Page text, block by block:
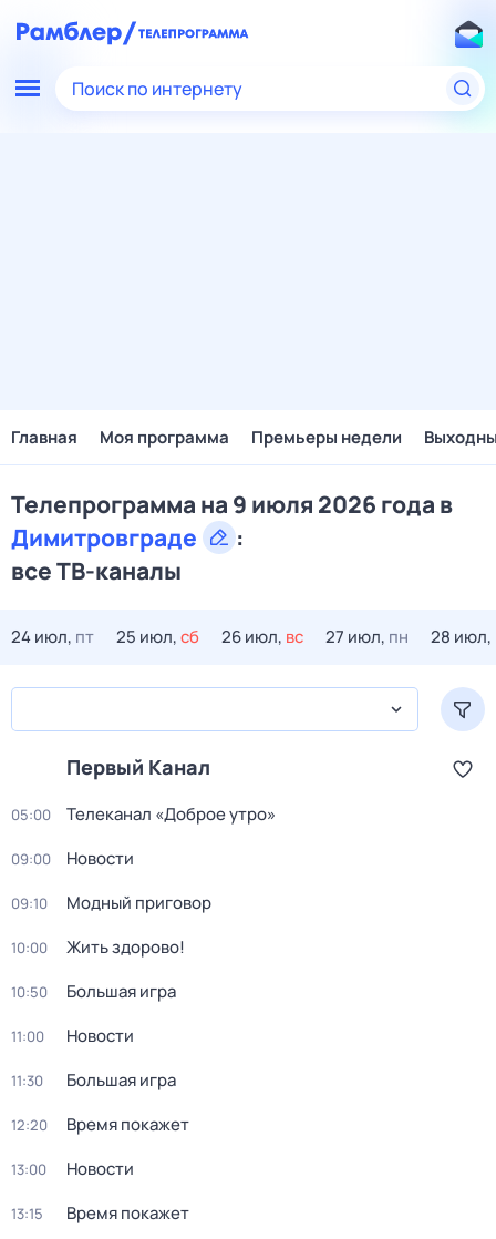
Поиск по интернету
Главная Моя программа Премьеры недели
Телепрограмма на 9 июля 2026 года в
Димитровграде
:
все ТВ-каналы
24 июл, пт 25 июл,сб 26 июл, вс 27 июл, пн 28 июл,
Первый Канал
05:00 Телеканал «Доброе утро»
09:00 Новости
09:10 Модный приговор
10:00 Жить здорово!
10:50 Большая игра
11:00 Новости
11:30 Большая игра
12:20 Время покажет
13:00 Новости
13:15 Время покажет